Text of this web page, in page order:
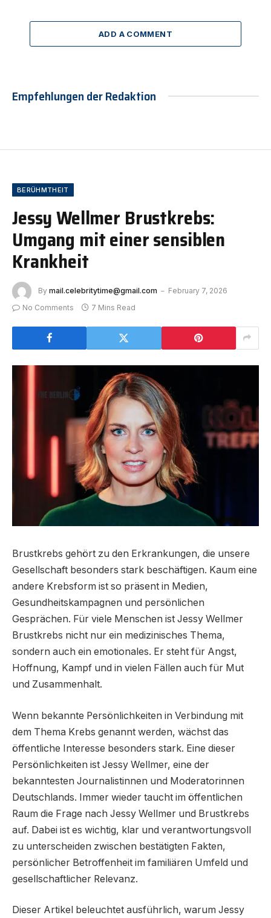
ADD A COMMENT
Empfehlungen der Redaktion
BERÜHMTHEIT
Jessy Wellmer Brustkrebs:
Umgang mit einer sensiblen
Krankheit
By mail.celebritytime@gmail.com
February 7, 2026
No Comments
7 Mins Read
Brustkrebs gehört zu den Erkrankungen, die unsere
Gesellschaft besonders stark beschäftigen. Kaum eine
andere Krebsform ist so präsent in Medien,
Gesundheitskampagnen und persönlichen
Gesprächen. Für viele Menschen ist Jessy Wellmer
Brustkrebs nicht nur ein medizinisches Thema,
sondern auch ein emotionales. Er steht für Angst,
Hoffnung, Kampf und in vielen Fällen auch für Mut
und Zusammenhalt.
Wenn bekannte Persönlichkeiten in Verbindung mit
dem Thema Krebs genannt werden, wächst das
öffentliche Interesse besonders stark. Eine dieser
Persönlichkeiten ist Jessy Wellmer, eine der
bekanntesten Journalistinnen und Moderatorinnen
Deutschlands. Immer wieder taucht im öffentlichen
Raum die Frage nach Jessy Wellmer und Brustkrebs
auf. Dabei ist es wichtig, klar und verantwortungsvoll
zu unterscheiden zwischen bestätigten Fakten,
persönlicher Betroffenheit im familiären Umfeld und
gesellschaftlicher Relevanz.
Dieser Artikel beleuchtet ausführlich, warum Jessy